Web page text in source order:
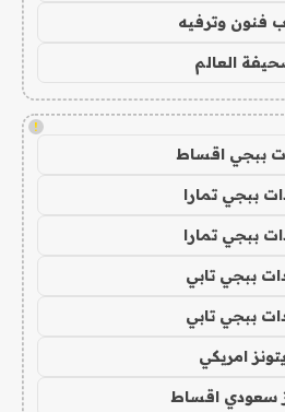
فنون وترفيه
العالم
!
ببجي اقساط
ببجي تمارا
ببجي تمارا
ببجي تابي
ببجي تابي
امريكي
سعودي اقساط